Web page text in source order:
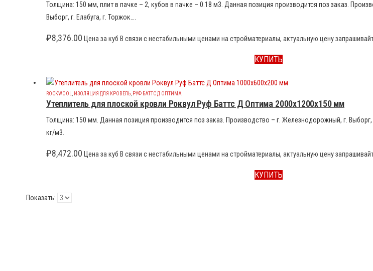
Толщина: 150 мм, плит в пачке – 2, кубов в пачке – 0.18 м3. Данная позиция производится поз заказ.
Выборг, г. Елабуга, г. Торжок….
₽8,376.00 Цена за куб В связи с нестабильными ценами на стройматериалы, актуальную цену
КУПИТЬ
ROCKWOOL ИЗОЛЯЦИЯ ДЛЯ КРОВЕЛЬ РУФ БАТТС Д ОПТИМА
Утеплитель для плоской кровли Роквул Руф Баттс Д Оптима 2000x1200x150 мм
Толщина: 150 мм. Данная позиция производится поз заказ. Производство – г. Железнодорожный, г. Выборг,
кг/м3.
₽8,472.00 Цена за куб В связи с нестабильными ценами на стройматериалы, актуальную цену
КУПИТЬ
Показать: